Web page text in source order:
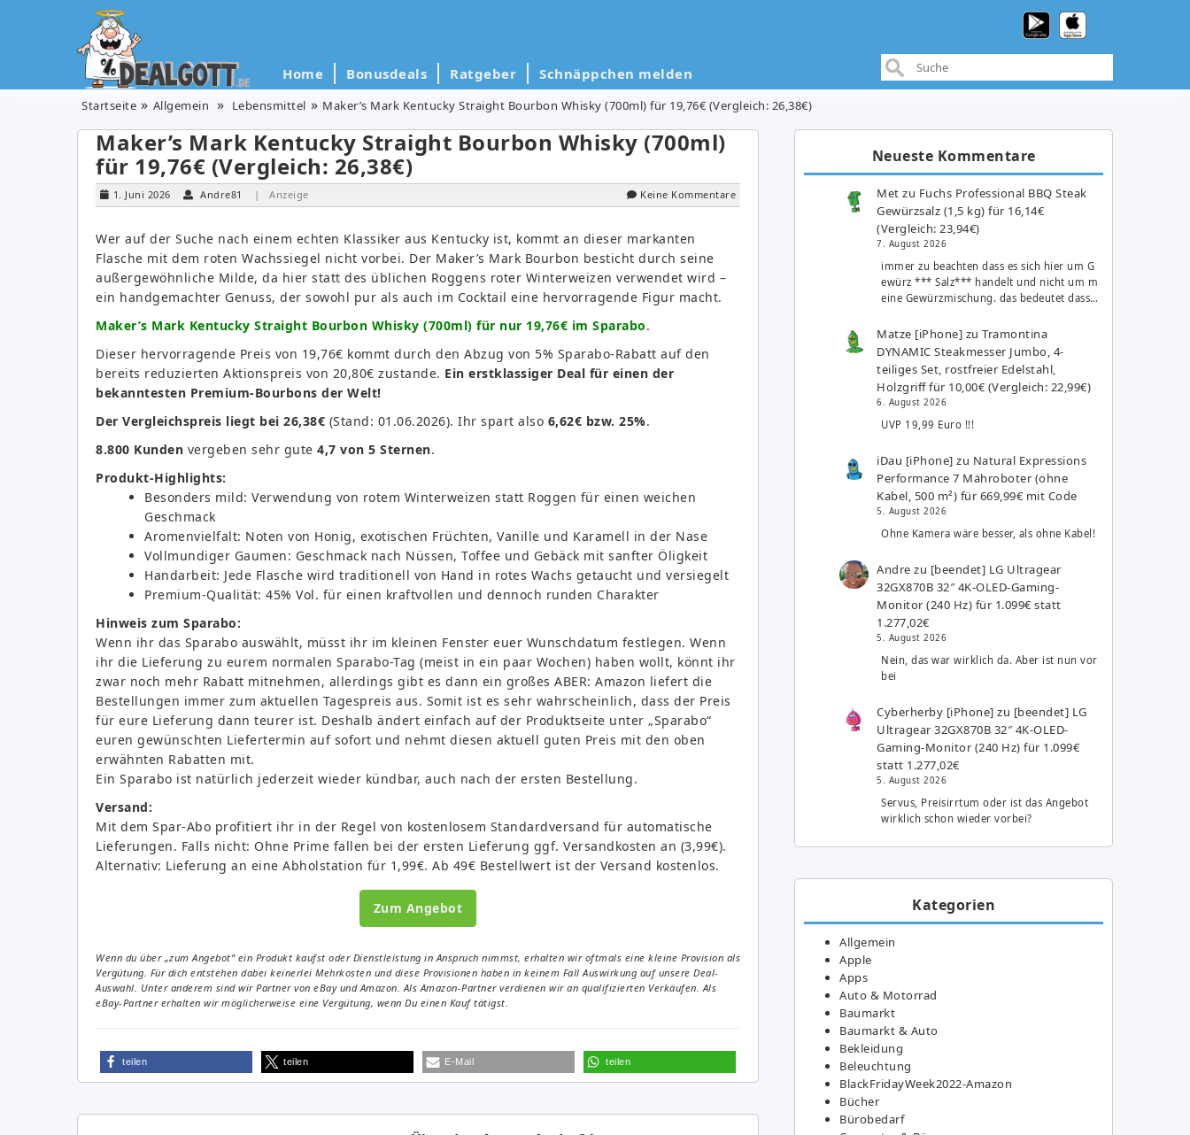
Home Bonusdeals Ratgeber Schnäppchen melden
Startseite Allgemein Lebensmittel Maker’s Mark Kentucky Straight Bourbon Whisky (700ml) für 19,76€ (Vergleich: 26,38€)
Maker’s Mark Kentucky Straight Bourbon Whisky (700ml)
für 19,76€ (Vergleich: 26,38€)
1. Juni 2026 Andre81 | Anzeige Keine Kommentare
Wer auf der Suche nach einem echten Klassiker aus Kentucky ist, kommt an dieser markanten
Flasche mit dem roten Wachssiegel nicht vorbei. Der Maker’s Mark Bourbon besticht durch seine
außergewöhnliche Milde, da hier statt des üblichen Roggens roter Winterweizen verwendet wird –
ein handgemachter Genuss, der sowohl pur als auch im Cocktail eine hervorragende Figur macht.
Maker’s Mark Kentucky Straight Bourbon Whisky (700ml) für nur 19,76€ im Sparabo.
Dieser hervorragende Preis von 19,76€ kommt durch den Abzug von 5% Sparabo-Rabatt auf den
bereits reduzierten Aktionspreis von 20,80€ zustande. Ein erstklassiger Deal für einen der
bekanntesten Premium-Bourbons der Welt!
Der Vergleichspreis liegt bei 26,38€ (Stand: 01.06.2026). Ihr spart also 6,62€ bzw. 25%.
8.800 Kunden vergeben sehr gute 4,7 von 5 Sternen.
Produkt-Highlights:
Besonders mild: Verwendung von rotem Winterweizen statt Roggen für einen weichen
Geschmack
Aromenvielfalt: Noten von Honig, exotischen Früchten, Vanille und Karamell in der Nase
Vollmundiger Gaumen: Geschmack nach Nüssen, Toffee und Gebäck mit sanfter Öligkeit
Handarbeit: Jede Flasche wird traditionell von Hand in rotes Wachs getaucht und versiegelt
Premium-Qualität: 45% Vol. für einen kraftvollen und dennoch runden Charakter
Hinweis zum Sparabo:
Wenn ihr das Sparabo auswählt, müsst ihr im kleinen Fenster euer Wunschdatum festlegen. Wenn
ihr die Lieferung zu eurem normalen Sparabo-Tag (meist in ein paar Wochen) haben wollt, könnt ihr
zwar noch mehr Rabatt mitnehmen, allerdings gibt es dann ein großes ABER: Amazon liefert die
Bestellungen immer zum aktuellen Tagespreis aus. Somit ist es sehr wahrscheinlich, dass der Preis
für eure Lieferung dann teurer ist. Deshalb ändert einfach auf der Produktseite unter „Sparabo“
euren gewünschten Liefertermin auf sofort und nehmt diesen aktuell guten Preis mit den oben
erwähnten Rabatten mit.
Ein Sparabo ist natürlich jederzeit wieder kündbar, auch nach der ersten Bestellung.
Versand:
Mit dem Spar-Abo profitiert ihr in der Regel von kostenlosem Standardversand für automatische
Lieferungen. Falls nicht: Ohne Prime fallen bei der ersten Lieferung ggf. Versandkosten an (3,99€).
Alternativ: Lieferung an eine Abholstation für 1,99€. Ab 49€ Bestellwert ist der Versand kostenlos.
Zum Angebot
Wenn du über „zum Angebot“ ein Produkt kaufst oder Dienstleistung in Anspruch nimmst, erhalten wir oftmals eine kleine Provision als
Vergütung. Für dich entstehen dabei keinerlei Mehrkosten und diese Provisionen haben in keinem Fall Auswirkung auf unsere Deal-
Auswahl. Unter anderem sind wir Partner von eBay und Amazon. Als Amazon-Partner verdienen wir an qualifizierten Verkäufen. Als
eBay-Partner erhalten wir möglicherweise eine Vergütung, wenn Du einen Kauf tätigst.
teilen teilen E-Mail teilen
Neueste Kommentare
Met zu Fuchs Professional BBQ Steak
Gewürzsalz (1,5 kg) für 16,14€
(Vergleich: 23,94€)
7. August 2026
immer zu beachten dass es sich hier um G
ewürz *** Salz*** handelt und nicht um m
eine Gewürzmischung. das bedeutet dass…
Matze [iPhone] zuTramontina
DYNAMIC Steakmesser Jumbo, 4-
teiliges Set, rostfreier Edelstahl,
Holzgriff für 10,00€ (Vergleich: 22,99€)
6. August 2026
UVP 19,99 Euro !!!
iDau [iPhone] zu Natural Expressions
Performance 7 Mähroboter (ohne
Kabel, 500 m²) für 669,99€ mit Code
5. August 2026
Ohne Kamera wäre besser, als ohne Kabel!
Andre zu [beendet] LG Ultragear
32GX870B 32″ 4K-OLED-Gaming-
Monitor (240 Hz) für 1.099€ statt
1.277,02€
5. August 2026
Nein, das war wirklich da. Aber ist nun vor
bei
Cyberherby [iPhone] zu [beendet] LG
Ultragear 32GX870B 32″ 4K-OLED-
Gaming-Monitor (240 Hz) für 1.099€
statt 1.277,02€
5. August 2026
Servus, Preisirrtum oder ist das Angebot
wirklich schon wieder vorbei?
Kategorien
Allgemein
Apple
Apps
Auto & Motorrad
Baumarkt
Baumarkt & Auto
Bekleidung
Beleuchtung
BlackFridayWeek2022-Amazon
Bücher
Bürobedarf